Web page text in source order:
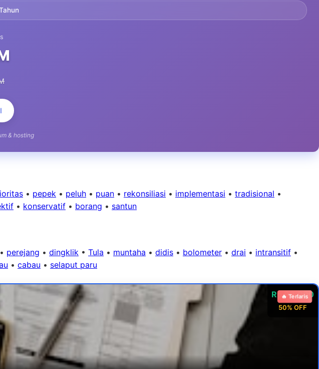
& hosting
• pepek • peluh • puan • rekonsiliasi • implementasi • tradisional •
• konservatif • borang • santun
• perejang • dingklik • Tula • muntaha • didis • bolometer • drai • intransitif •
• cabau • selaput paru
Rp 99.000
50% OFF
🔥 Terlaris